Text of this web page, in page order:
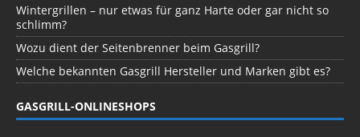
Wintergrillen – nur etwas für ganz Harte oder gar nicht so
schlimm?
Wozu dient der Seitenbrenner beim Gasgrill?
Welche bekannten Gasgrill Hersteller und Marken gibt es?
GASGRILL-ONLINESHOPS